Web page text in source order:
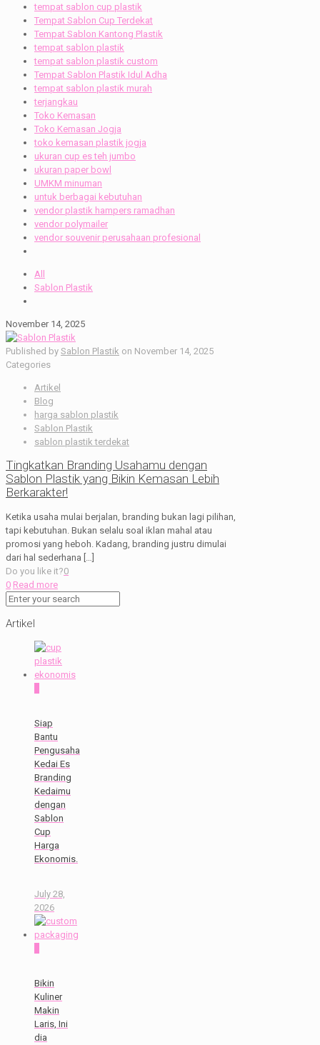
tempat sablon cup plastik
Tempat Sablon Cup Terdekat
Tempat Sablon Kantong Plastik
tempat sablon plastik
tempat sablon plastik custom
Tempat Sablon Plastik Idul Adha
tempat sablon plastik murah
terjangkau
Toko Kemasan
Toko Kemasan Jogja
toko kemasan plastik jogja
ukuran cup es teh jumbo
ukuran paper bowl
UMKM minuman
untuk berbagai kebutuhan
vendor plastik hampers ramadhan
vendor polymailer
vendor souvenir perusahaan profesional
All
Sablon Plastik
November 14, 2025
Published by Sablon Plastik on November 14, 2025
Categories
Artikel
Blog
harga sablon plastik
Sablon Plastik
sablon plastik terdekat
Tingkatkan Branding Usahamu dengan
Sablon Plastik yang Bikin Kemasan Lebih
Berkarakter!
Ketika usaha mulai berjalan, branding bukan lagi pilihan,
tapi kebutuhan. Bukan selalu soal iklan mahal atau
promosi yang heboh. Kadang, branding justru dimulai
dari hal sederhana […]
Do you like it?0
0 Read more
Artikel
Siap
Bantu
Pengusaha
Kedai Es
Branding
Kedaimu
dengan
Sablon
Cup
Harga
Ekonomis.
July 28,
2026
Bikin
Kuliner
Makin
Laris, Ini
dia